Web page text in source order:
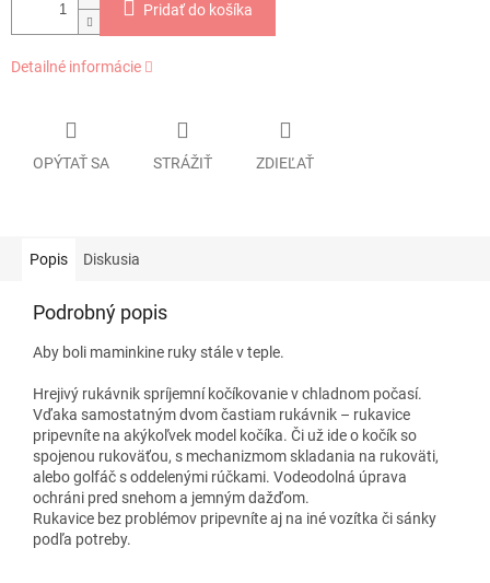
Pridať do košíka
Detailné informácie
OPÝTAŤ SA STRÁŽIŤ ZDIEĽAŤ
Popis Diskusia
Podrobný popis
Aby boli maminkine ruky stále v teple.
Hrejivý rukávnik spríjemní kočíkovanie v chladnom počasí.
Vďaka samostatným dvom častiam rukávnik – rukavice
pripevníte na akýkoľvek model kočíka. Či už ide o kočík so
spojenou rukoväťou, s mechanizmom skladania na rukoväti,
alebo golfáč s oddelenými rúčkami. Vodeodolná úprava
ochráni pred snehom a jemným dažďom.
Rukavice bez problémov pripevníte aj na iné vozítka či sánky
podľa potreby.